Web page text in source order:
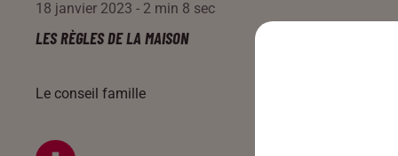
18 janvier 2023 - 2 min 8 sec
LES RÈGLES DE LA MAISON
Le conseil famille